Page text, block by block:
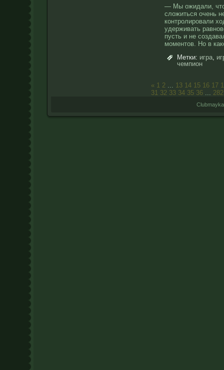
— Мы ожидали,
сложиться очень
контролировали
удерживать
пусть и не
моментов. Но в
Метки: игра,
чемпион
« 1 2 ... 13 14 15 16 17
31 32 33 34 35 36 ... 282